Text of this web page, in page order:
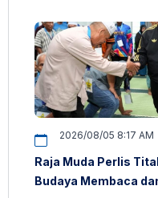
2026/08/05 8:17 AM
Raja Muda Perlis
Budaya Membaca